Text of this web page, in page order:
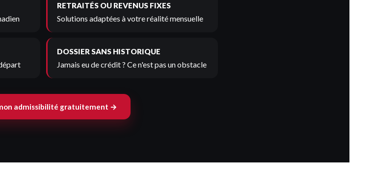
RETRAITÉS OU REVENUS FIXES
Solutions adaptées à votre réalité mensuelle
DOSSIER SANS HISTORIQUE
Jamais eu de crédit ? Ce n'est pas un obstacle
admissibilité gratuitement →